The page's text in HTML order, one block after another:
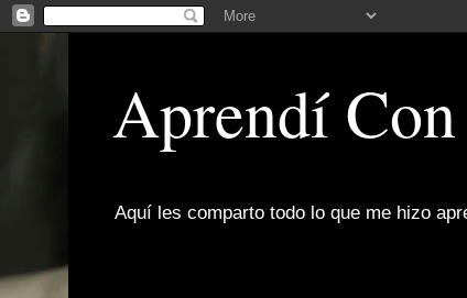
Aprendí
Aquí les comparto todo lo que me hizo